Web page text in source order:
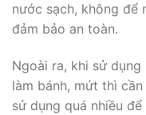
nước sạch, không
đảm bảo an toàn.
Ngoài ra, khi sử
làm bánh, mứt thì
sử dụng quá nhiều